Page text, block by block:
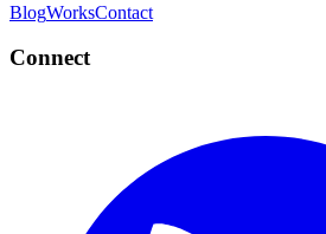
BlogWorksContact
Connect